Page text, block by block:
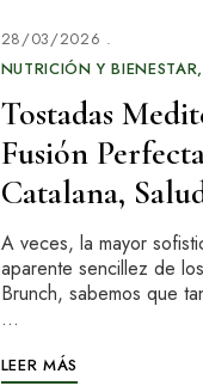
28/03/2026
NUTRICIÓN Y BIENESTAR
Tostadas
Fusión
Catalana,
A veces, la mayor
aparente sencillez de
Brunch, sabemos que
…
LEER MÁS